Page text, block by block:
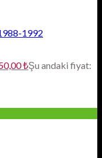
1992
₺Şu andaki fiyat: